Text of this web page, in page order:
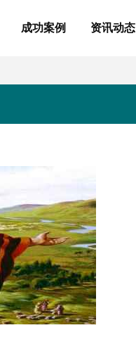
成功案例 资讯动态